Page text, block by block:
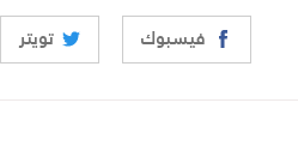
فيسبوك تويتر